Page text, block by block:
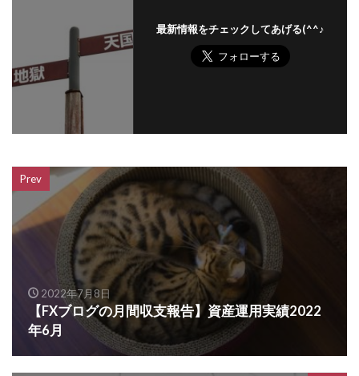
最新情報をチェックしてあげる(^^♪
Prev
2022年7月8日
【FXブログの月間収支報告】資産運用実績2022
年6月